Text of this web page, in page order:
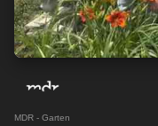
MDR - Garten